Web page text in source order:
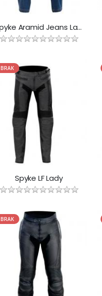
Spyke Aramid Jeans Lady
BRAK
Spyke LF Lady
BRAK